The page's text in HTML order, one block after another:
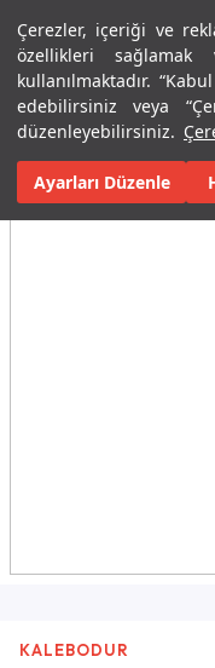
Çerezler, içeriği ve
özellikleri
kullanılmaktadır.
edebilirsiniz veya
düzenleyebilirsiniz.
Ayarları Düzenle
Menü
Ana Sayfa Karolar
Tüm Görseller(4)
KALEBODUR